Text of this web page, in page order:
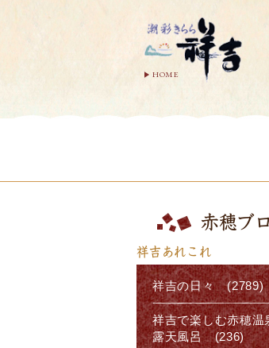
HOME
赤穂ブ
祥吉あれこれ
祥吉の日々 (2789)
祥吉で楽しむ赤穂温
露天風呂 (236)